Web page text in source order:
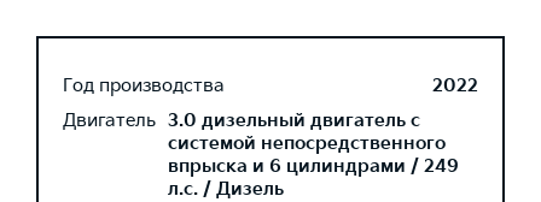
Год производства
2022
Двигатель 3.0 дизельный двигатель с
системой непосредственного
впрыска и 6 цилиндрами / 249
л.с. / Дизель